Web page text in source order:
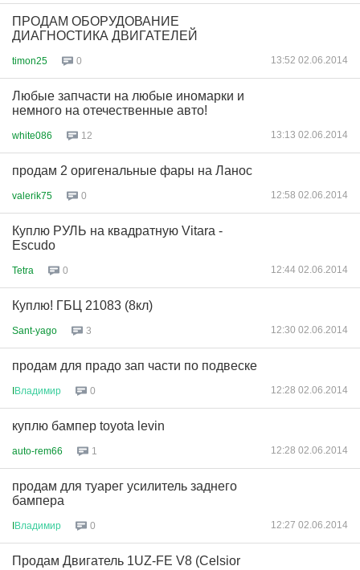
ПРОДАМ ОБОРУДОВАНИЕ
ДИАГНОСТИКА ДВИГАТЕЛЕЙ
timon25 0 13:52 02.06.2014
Любые запчасти на любые иномарки и
немного на отечественные авто!
white086 12 13:13 02.06.2014
продам 2 оригенальные фары на Ланос
valerik75 0 12:58 02.06.2014
Куплю РУЛЬ на квадратную Vitara -
Escudo
Tetra 0 12:44 02.06.2014
Куплю! ГБЦ 21083 (8кл)
Sant-yago 3 12:30 02.06.2014
продам для прадо зап части по подвеске
IВладимир 0 12:28 02.06.2014
куплю бампер toyota levin
auto-rem66 1 12:28 02.06.2014
продам для туарег усилитель заднего
бампера
IВладимир 0 12:27 02.06.2014
Продам Двигатель 1UZ-FE V8 (Celsior